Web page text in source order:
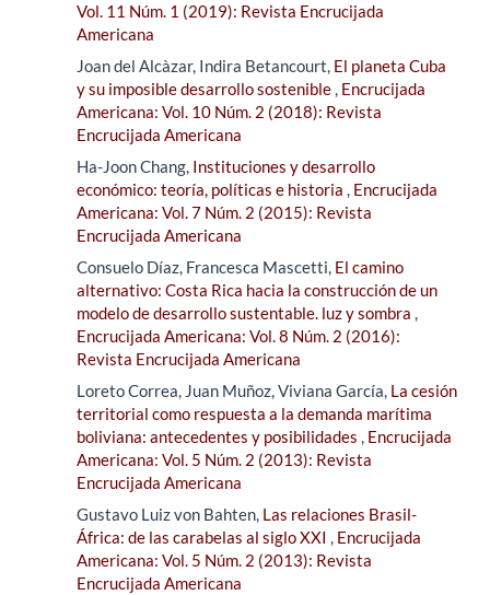
Vol. 11 Núm. 1 (2019): Revista Encrucijada
Americana
Joan del Alcàzar, Indira Betancourt, El planeta Cuba
y su imposible desarrollo sostenible, Encrucijada
Americana: Vol. 10 Núm. 2 (2018): Revista
Encrucijada Americana
Ha-Joon Chang, Instituciones y desarrollo
económico: teoría, políticas e historia , Encrucijada
Americana: Vol. 7 Núm. 2 (2015): Revista
Encrucijada Americana
Consuelo Díaz, Francesca Mascetti, El camino
alternativo: Costa Rica hacia la construcción de un
modelo de desarrollo sustentable. luz y sombra ,
Encrucijada Americana: Vol. 8 Núm. 2 (2016):
Revista Encrucijada Americana
Loreto Correa, Juan Muñoz, Viviana García, La cesión
territorial como respuesta a la demanda marítima
boliviana: antecedentes y posibilidades , Encrucijada
Americana: Vol. 5 Núm. 2 (2013): Revista
Encrucijada Americana
Gustavo Luiz von Bahten, Las relaciones Brasil-
África: de las carabelas al siglo XXI , Encrucijada
Americana: Vol. 5 Núm. 2 (2013): Revista
Encrucijada Americana